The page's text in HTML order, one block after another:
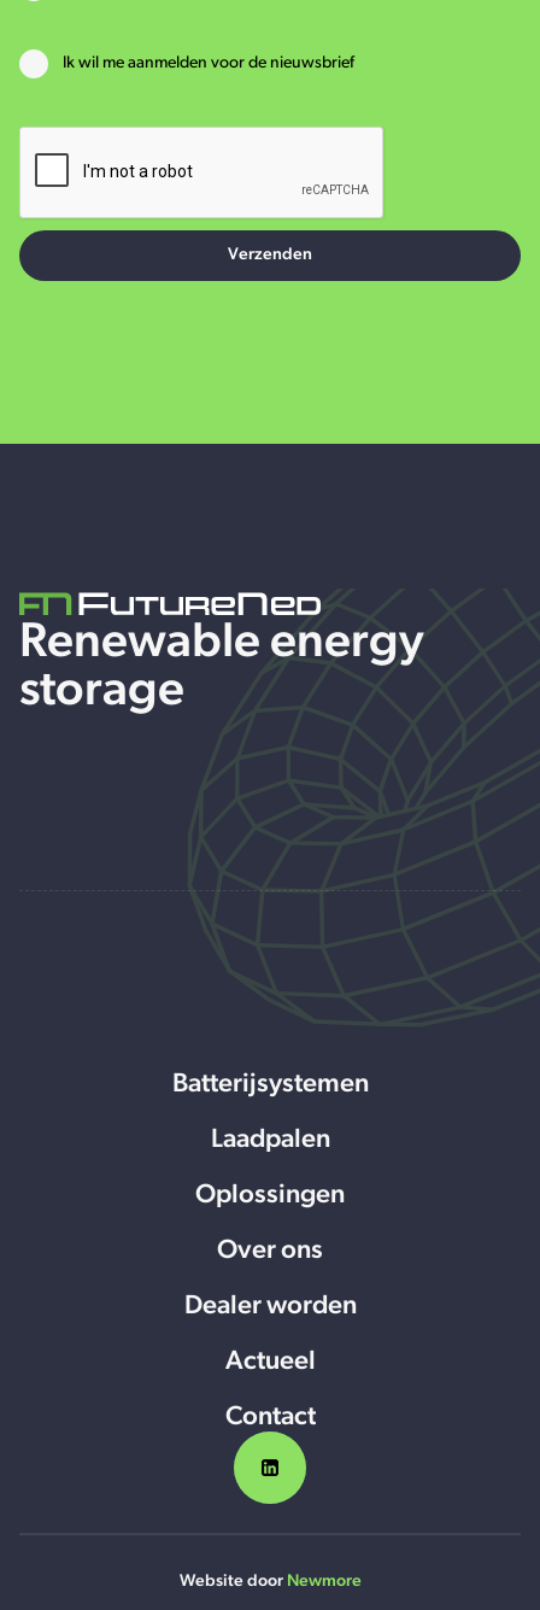
Ik wil me aanmelden voor de nieuwsbrief
Renewable energy
storage
Batterijsystemen
Laadpalen
Oplossingen
Over ons
Dealer worden
Actueel
Contact
Website door Newmore